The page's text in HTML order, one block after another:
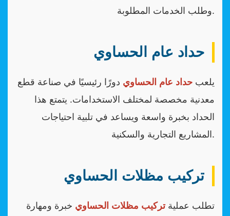
وطلب الخدمات المطلوبة.
حداد عام الحساوي
يلعب حداد عام الحساوي دورًا رئيسيًا في صناعة قطع
معدنية مخصصة لمختلف الاستخدامات. يتمتع هذا
الحداد بخبرة واسعة ويساعد في تلبية احتياجات
المشاريع التجارية والسكنية.
تركيب مظلات الحساوي
تطلب عمليةتركيب مظلات الحساوي خبرة ومهارة